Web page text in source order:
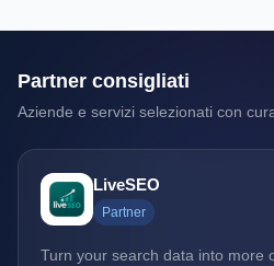
Partner consigliati
Aziende e servizi selezionati con
LiveSEO
Partner
Turn your search data into more